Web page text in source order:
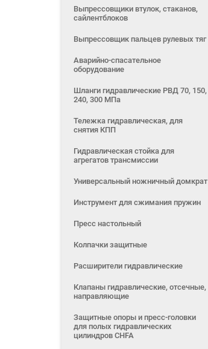
Выпрессовщики втулок, стаканов,
сайлентблоков
Выпрессовщик пальцев рулевых тяг
Аварийно-спасательное
оборудование
Шланги гидравлические РВД 70, 150,
240, 300 МПа
Тележка гидравлическая, для
снятия КПП
Гидравлическая стойка для
агрегатов трансмиссии
Универсальный ножничный домкрат
Инструмент для сжимания пружин
Пресс настольный
Колпачки защитные
Расширители гидравлические
Клапаны гидравлические, отсечные,
направляющие
Защитные опоры и пресс-головки
для полых гидравлических
цилиндров CHFA